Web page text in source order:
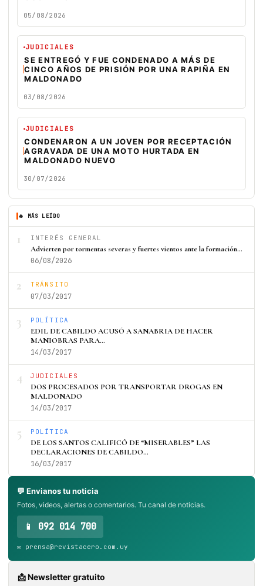
05/08/2026
JUDICIALES
SE ENTREGÓ Y FUE CONDENADO A MÁS DE
CINCO AÑOS DE PRISIÓN POR UNA RAPIÑA EN
MALDONADO
03/08/2026
JUDICIALES
CONDENARON A UN JOVEN POR RECEPTACIÓN
AGRAVADA DE UNA MOTO HURTADA EN
MALDONADO NUEVO
30/07/2026
🔥 MÁS LEÍDO
1 INTERÉS GENERAL
Advierten por tormentas severas y fuertes vientos ante la formación…
06/08/2026
2 TRÁNSITO
07/03/2017
3 POLÍTICA
EDIL DE CABILDO ACUSÓ A SANABRIA DE HACER
MANIOBRAS PARA…
14/03/2017
4 JUDICIALES
DOS PROCESADOS POR TRANSPORTAR DROGAS EN
MALDONADO
14/03/2017
5 POLÍTICA
DE LOS SANTOS CALIFICÓ DE “MISERABLES” LAS
DECLARACIONES DE CABILDO…
16/03/2017
💬 Envianos tu noticia
Fotos, videos, alertas o comentarios. Tu canal de noticias.
📱 092 014 700
✉️ prensa@revistacero.com.uy
📩 Newsletter gratuito